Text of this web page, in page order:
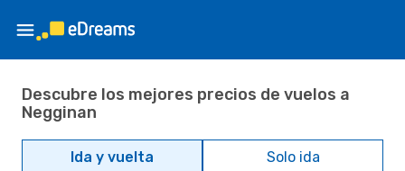
Descubre los mejores precios de vuelos a
Negginan
Ida y vuelta Solo ida